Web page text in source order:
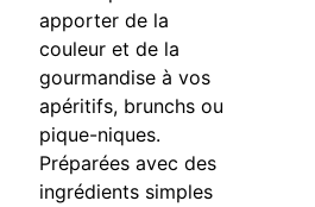
apporter de la
couleur et de la
gourmandise à vos
apéritifs, brunchs ou
pique-niques.
Préparées avec des
ingrédients simples